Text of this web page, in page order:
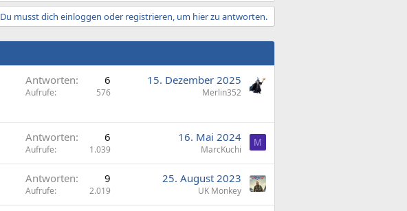
Du musst dich einloggen oder registrieren, um hier zu antworten.
Antworten 6
Aufrufe 576
15. Dezember 2025
Merlin352
Antworten 6
Aufrufe 1.039
16. Mai 2024
MarcKuchi
M
Antworten 9
Aufrufe 2.019
25. August 2023
UK Monkey